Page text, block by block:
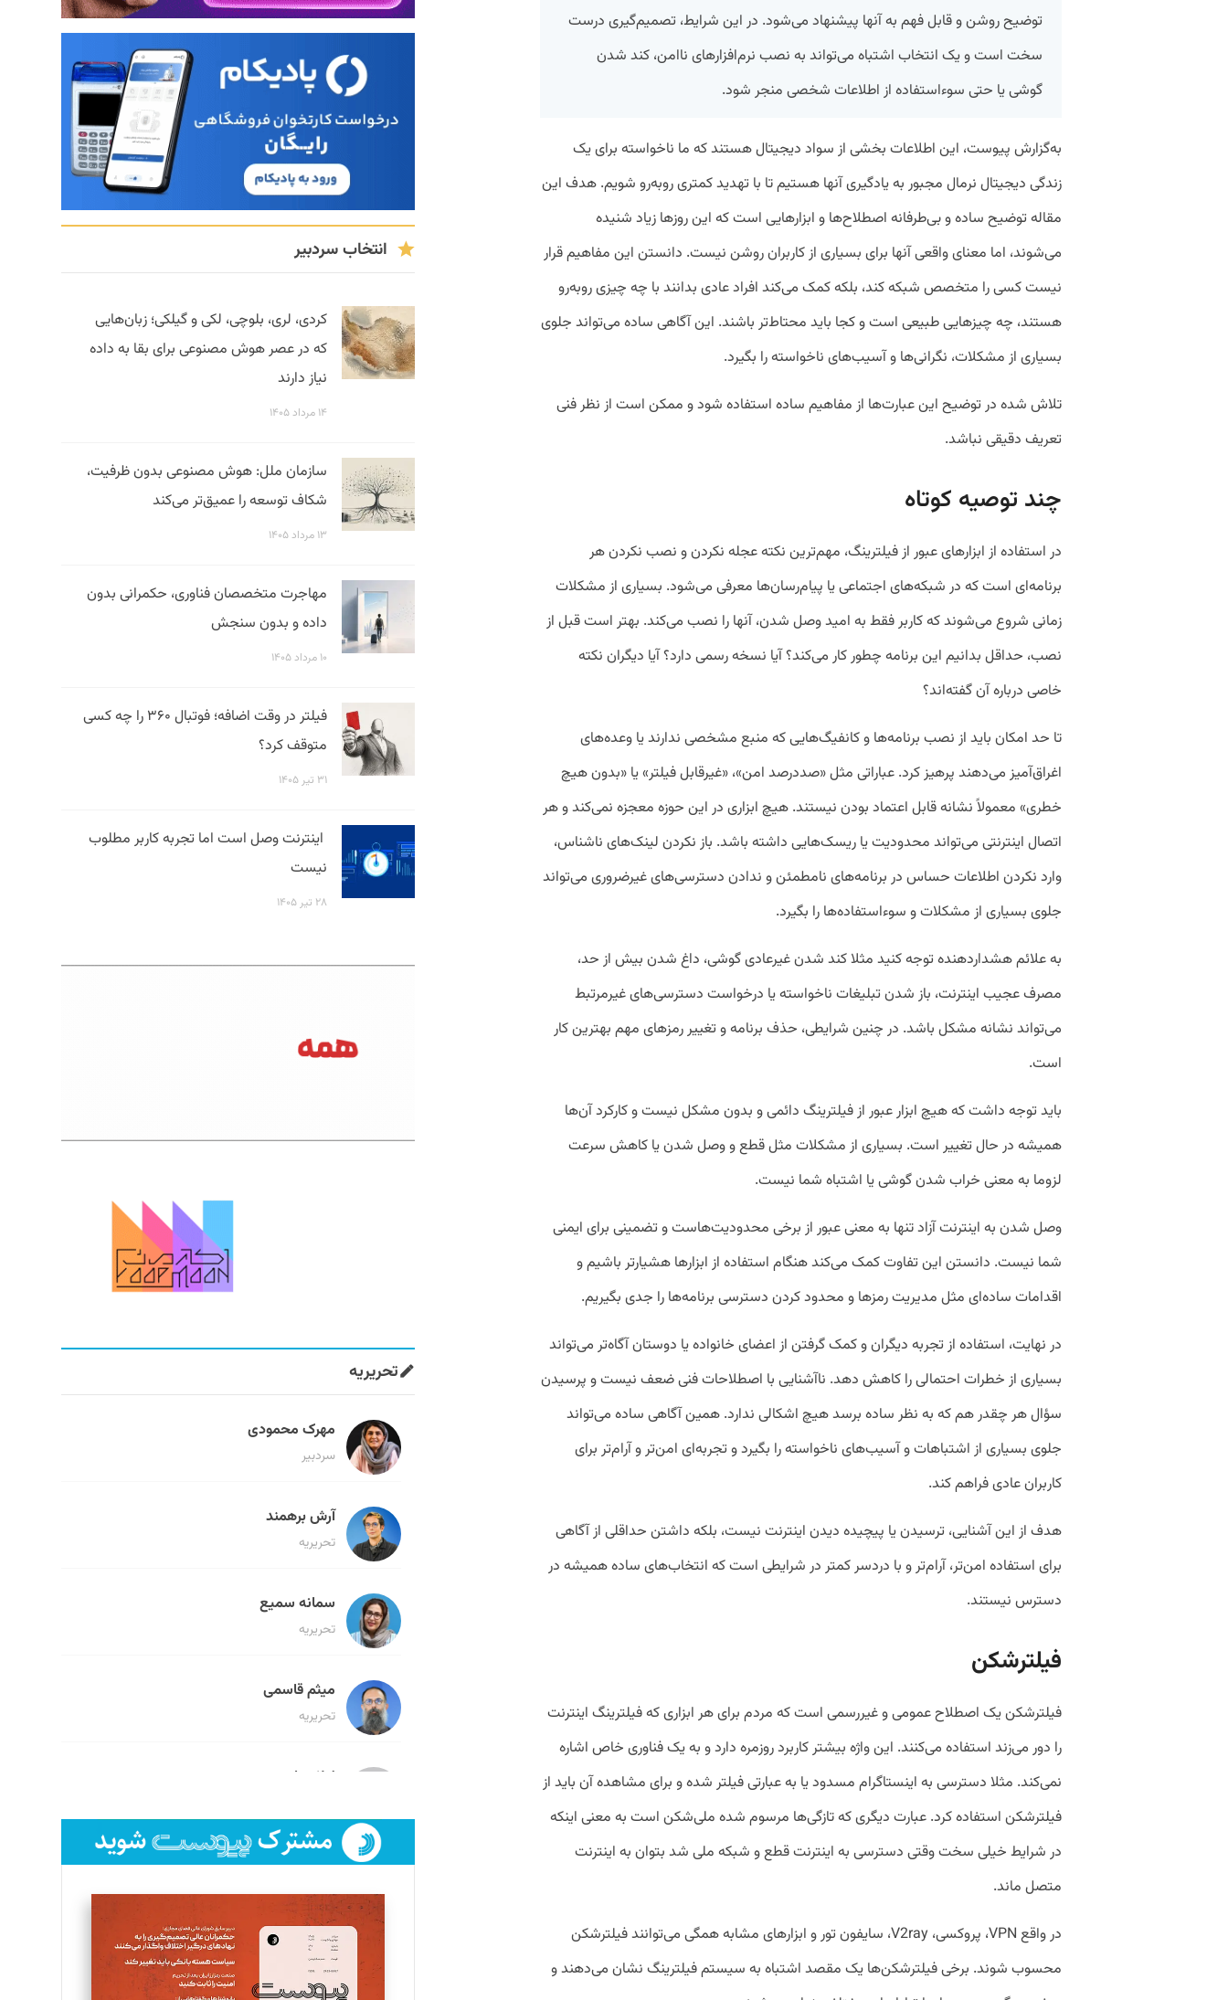
توضیح روشن و قابل فهم به آنها پیشنهاد می‌شود. در این شرایط، تصمیم‌گیری درست
سخت است و یک انتخاب اشتباه می‌تواند به نصب نرم‌افزارهای ناامن، کند شدن
گوشی یا حتی سوءاستفاده از اطلاعات شخصی منجر شود.
به‌گزارش پیوست، این اطلاعات بخشی از سواد دیجیتال هستند که ما ناخواسته برای یک
زندگی دیجیتال نرمال مجبور به یادگیری آنها هستیم تا با تهدید کمتری روبه‌رو شویم. هدف این
مقاله توضیح ساده و بی‌طرفانه اصطلاح‌ها و ابزارهایی است که این روزها زیاد شنیده
می‌شوند، اما معنای واقعی آنها برای بسیاری از کاربران روشن نیست. دانستن این مفاهیم قرار
نیست کسی را متخصص شبکه کند، بلکه کمک می‌کند افراد عادی بدانند با چه چیزی روبه‌رو
هستند، چه چیزهایی طبیعی است و کجا باید محتاط‌تر باشند. این آگاهی ساده می‌تواند جلوی
بسیاری از مشکلات، نگرانی‌ها و آسیب‌های ناخواسته را بگیرد.
تلاش شده در توضیح این عبارت‌ها از مفاهیم ساده استفاده شود و ممکن است از نظر فنی
تعریف دقیقی نباشد.
چند توصیه کوتاه
در استفاده از ابزارهای عبور از فیلترینگ، مهم‌ترین نکته عجله نکردن و نصب نکردن هر
برنامه‌ای است که در شبکه‌های اجتماعی یا پیام‌‌رسان‌ها معرفی می‌شود. بسیاری از مشکلات
زمانی شروع می‌شوند که کاربر فقط به امید وصل شدن، آنها را نصب می‌کند. بهتر است قبل از
نصب، حداقل بدانیم این برنامه چطور کار می‌‌کند؟ آیا نسخه رسمی دارد؟ آیا دیگران نکته
خاصی درباره آن گفته‌اند؟
تا حد امکان باید از نصب برنامه‌ها و کانفیگ‌هایی که منبع مشخصی ندارند یا وعده‌های
اغراق‌آمیز می‌دهند پرهیز کرد. عباراتی مثل «صددرصد امن»، «غیرقابل فیلتر» یا «بدون هیچ
خطری» معمولاً نشانه قابل اعتماد بودن نیستند. هیچ ابزاری در این حوزه معجزه نمی‌کند و هر
اتصال اینترنتی می‌تواند محدودیت یا ریسک‌هایی داشته باشد. باز نکردن لینک‌های ناشناس،
وارد نکردن اطلاعات حساس در برنامه‌های نامطمئن و ندادن دسترسی‌های غیرضروری می‌تواند
جلوی بسیاری از مشکلات و سوءاستفاده‌ها را بگیرد.
به علائم هشداردهنده توجه کنید مثلا کند شدن غیرعادی گوشی، داغ شدن بیش از حد،
مصرف عجیب اینترنت، باز شدن تبلیغات ناخواسته یا درخواست دسترسی‌های غیرمرتبط
می‌تواند نشانه مشکل باشد. در چنین شرایطی، حذف برنامه و تغییر رمزهای مهم بهترین کار
است.
باید توجه داشت که هیچ ابزار عبور از فیلترینگ دائمی و بدون مشکل نیست و کارکرد آن‌ها
همیشه در حال تغییر است. بسیاری از مشکلات مثل قطع و وصل شدن یا کاهش سرعت
لزوما به معنی خراب شدن گوشی یا اشتباه شما نیست.
وصل شدن به اینترنت آزاد تنها به معنی عبور از برخی محدودیت‌هاست و تضمینی برای ایمنی
شما نیست. دانستن این تفاوت کمک می‌کند هنگام استفاده از ابزارها هشیارتر باشیم و
اقدامات ساده‌ای مثل مدیریت رمزها و محدود کردن دسترسی برنامه‌ها را جدی بگیریم.
در نهایت، استفاده از تجربه دیگران و کمک گرفتن از اعضای خانواده یا دوستان آگاه‌تر می‌تواند
بسیاری از خطرات احتمالی را کاهش دهد. ناآشنایی با اصطلاحات فنی ضعف نیست و پرسیدن
سؤال هر چقدر هم که به نظر ساده برسد هیچ اشکالی ندارد. همین آگاهی ساده می‌تواند
جلوی بسیاری از اشتباهات و آسیب‌های ناخواسته را بگیرد و تجربه‌ای امن‌تر و آرام‌تر برای
کاربران عادی فراهم کند.
هدف از این آشنایی، ترسیدن یا پیچیده دیدن اینترنت نیست، بلکه داشتن حداقلی از آگاهی
برای استفاده امن‌تر، آرام‌تر و با دردسر کمتر در شرایطی است که انتخاب‌های ساده همیشه در
دسترس نیستند.
فیلترشکن
فیلترشکن یک اصطلاح عمومی و غیررسمی است که مردم برای هر ابزاری که فیلترینگ اینترنت
را دور می‌زند استفاده می‌کنند. این واژه بیشتر کاربرد روزمره دارد و به یک فناوری خاص اشاره
نمی‌کند. مثلا دسترسی به اینستاگرام مسدود یا به عبارتی فیلتر شده و برای مشاهده آن باید از
فیلترشکن استفاده کرد. عبارت دیگری که تازگی‌ها مرسوم شده ملی‌شکن است به معنی اینکه
در شرایط خیلی سخت وقتی دسترسی به اینترنت قطع و شبکه ملی شد بتوان به اینترنت
متصل ماند.
در واقع VPN، پروکسی، V2ray، سایفون تور و ابزارهای مشابه همگی می‌توانند فیلترشکن
محسوب شوند. برخی فیلترشکن‌ها یک مقصد اشتباه به سیستم فیلترینگ نشان می‌دهند و
انتخاب سردبیر
کردی، لری، بلوچی، لکی و گیلکی؛ زبان‌هایی
که در عصر هوش مصنوعی برای بقا به داده
نیاز دارند
۱۴ مرداد ۱۴۰۵
سازمان ملل: هوش مصنوعی بدون ظرفیت،
شکاف توسعه را عمیق‌تر می‌کند
۱۳ مرداد ۱۴۰۵
مهاجرت متخصصان فناوری، حکمرانی بدون
داده و بدون سنجش
۱۰ مرداد ۱۴۰۵
فیلتر در وقت اضافه؛ فوتبال ۳۶۰ را چه کسی
متوقف کرد؟
۳۱ تیر ۱۴۰۵
اینترنت وصل است اما تجربه کاربر مطلوب
نیست
۲۸ تیر ۱۴۰۵
تحریریه
مهرک محمودی
سردبیر
آرش برهمند
تحریریه
سمانه سمیع
تحریریه
میثم قاسمی
تحریریه
لیلا حنارود
فائزه فتحی رستمی
تحریریه
سروش کرمیان
تحریریه